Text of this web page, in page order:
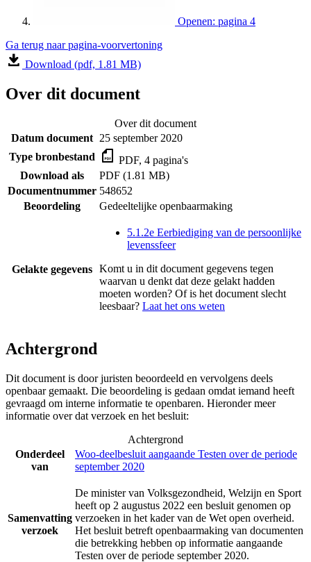
Openen: pagina 4
Ga terug naar pagina-voorvertoning
Download (pdf, 1.81 MB)
Over dit document
Over dit document
Datum document 25 september 2020
Type bronbestand
PDF, 4 pagina's
Download als
PDF (1.81 MB)
Documentnummer 548652
Beoordeling
Gedeeltelijke openbaarmaking
Gelakte gegevens
5.1.2e Eerbiediging van de persoonlijke
levenssfeer
Komt u in dit document gegevens tegen
waarvan u denkt dat deze gelakt hadden
moeten worden? Of is het document slecht
leesbaar? Laat het ons weten
Achtergrond
Dit document is door juristen beoordeeld en vervolgens deels
openbaar gemaakt. Die beoordeling is gedaan omdat iemand heeft
gevraagd om interne informatie te openbaren. Hieronder meer
informatie over dat verzoek en het besluit:
Achtergrond
Onderdeel
van
Woo-deelbesluit aangaande Testen over de periode
september 2020
Samenvatting
verzoek
De minister van Volksgezondheid, Welzijn en Sport
heeft op 2 augustus 2022 een besluit genomen op
verzoeken in het kader van de Wet open overheid.
Het besluit betreft openbaarmaking van documenten
die betrekking hebben op informatie aangaande
Testen over de periode september 2020.